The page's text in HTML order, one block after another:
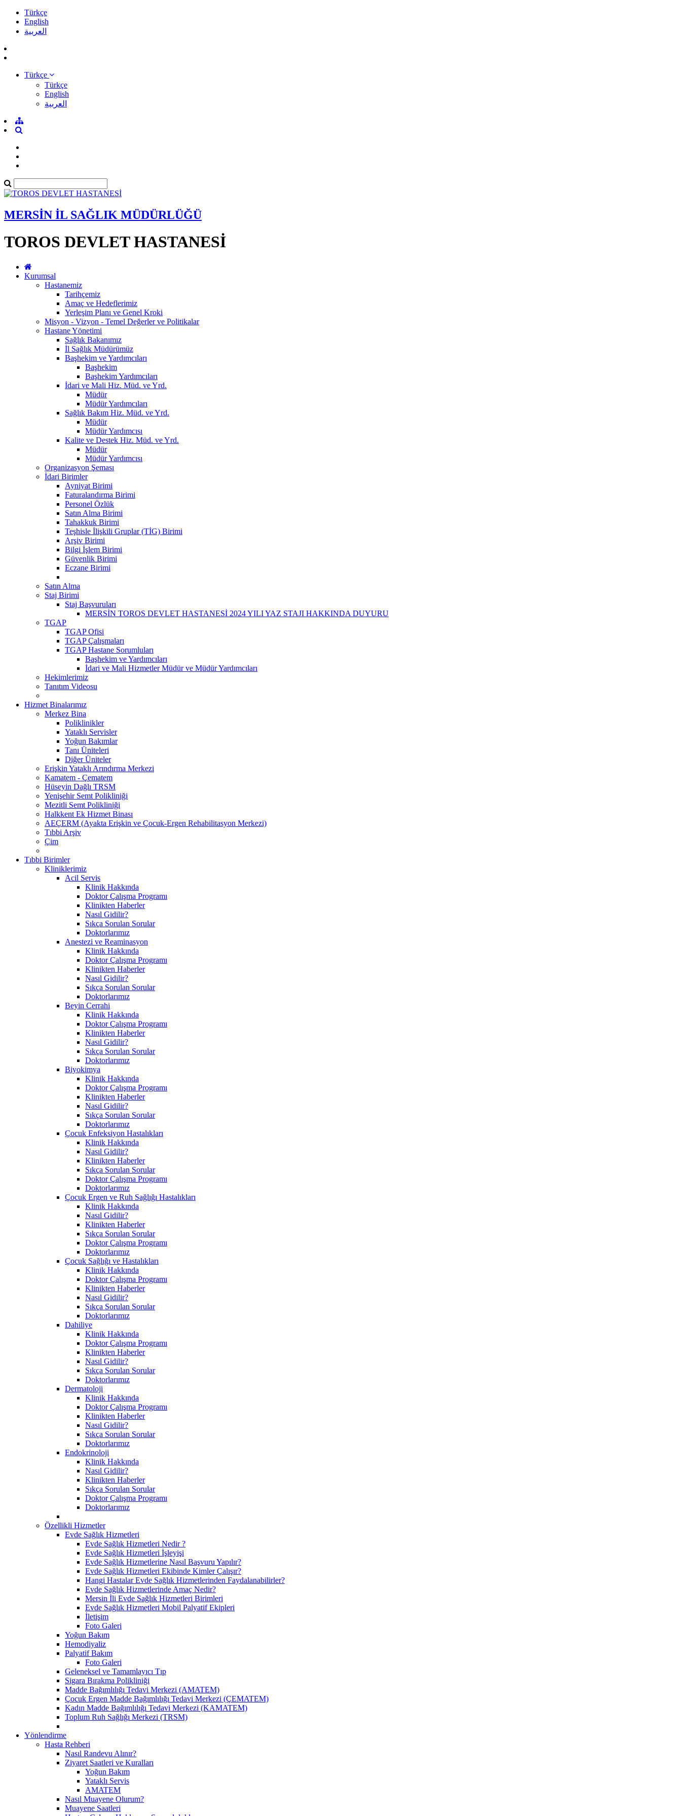
Türkçe
English
العربية
Türkçe
Türkçe
English
العربية
MERSİN İL SAĞLIK MÜDÜRLÜĞÜ
TOROS DEVLET HASTANESİ
Kurumsal
Hastanemiz
Tarihçemiz
Amaç ve Hedeflerimiz
Yerleşim Planı ve Genel Kroki
Misyon - Vizyon - Temel Değerler ve Politikalar
Hastane Yönetimi
Sağlık Bakanımız
İl Sağlık Müdürümüz
Başhekim ve Yardımcıları
Başhekim
Başhekim Yardımcıları
İdari ve Mali Hiz. Müd. ve Yrd.
Müdür
Müdür Yardımcıları
Sağlık Bakım Hiz. Müd. ve Yrd.
Müdür
Müdür Yardımcısı
Kalite ve Destek Hiz. Müd. ve Yrd.
Müdür
Müdür Yardımcısı
Organizasyon Şeması
İdari Birimler
Ayniyat Birimi
Faturalandırma Birimi
Personel Özlük
Satın Alma Birimi
Tahakkuk Birimi
Teşhisle İlişkili Gruplar (TİG) Birimi
Arşiv Birimi
Bilgi İşlem Birimi
Güvenlik Birimi
Eczane Birimi
Satın Alma
Staj Birimi
Staj Başvuruları
MERSİN TOROS DEVLET HASTANESİ 2024 YILI YAZ STAJI HAKKINDA DUYURU
TGAP
TGAP Ofisi
TGAP Çalışmaları
TGAP Hastane Sorumluları
Başhekim ve Yardımcıları
İdari ve Mali Hizmetler Müdür ve Müdür Yardımcıları
Hekimlerimiz
Tanıtım Videosu
Hizmet Binalarımız
Merkez Bina
Poliklinikler
Yataklı Servisler
Yoğun Bakımlar
Tanı Üniteleri
Diğer Üniteler
Erişkin Yataklı Arındırma Merkezi
Kamatem - Çematem
Hüseyin Dağlı TRSM
Yenişehir Semt Polikliniği
Mezitli Semt Polikliniği
Halkkent Ek Hizmet Binası
AEÇERM (Ayakta Erişkin ve Çocuk-Ergen Rehabilitasyon Merkezi)
Tıbbi Arşiv
Çim
Tıbbi Birimler
Kliniklerimiz
Acil Servis
Klinik Hakkında
Doktor Çalışma Programı
Klinikten Haberler
Nasıl Gidilir?
Sıkça Sorulan Sorular
Doktorlarımız
Anestezi ve Reaminasyon
Klinik Hakkında
Doktor Çalışma Programı
Klinikten Haberler
Nasıl Gidilir?
Sıkça Sorulan Sorular
Doktorlarımız
Beyin Cerrahi
Klinik Hakkında
Doktor Çalışma Programı
Klinikten Haberler
Nasıl Gidilir?
Sıkça Sorulan Sorular
Doktorlarımız
Biyokimya
Klinik Hakkında
Doktor Çalışma Programı
Klinikten Haberler
Nasıl Gidilir?
Sıkça Sorulan Sorular
Doktorlarımız
Çocuk Enfeksiyon Hastalıkları
Klinik Hakkında
Nasıl Gidilir?
Klinikten Haberler
Sıkça Sorulan Sorular
Doktor Çalışma Programı
Doktorlarımız
Çocuk Ergen ve Ruh Sağlığı Hastalıkları
Klinik Hakkında
Nasıl Gidilir?
Klinikten Haberler
Sıkça Sorulan Sorular
Doktor Çalışma Programı
Doktorlarımız
Çocuk Sağlığı ve Hastalıkları
Klinik Hakkında
Doktor Çalışma Programı
Klinikten Haberler
Nasıl Gidilir?
Sıkça Sorulan Sorular
Doktorlarımız
Dahiliye
Klinik Hakkında
Doktor Çalışma Programı
Klinikten Haberler
Nasıl Gidilir?
Sıkça Sorulan Sorular
Doktorlarımız
Dermatoloji
Klinik Hakkında
Doktor Çalışma Programı
Klinikten Haberler
Nasıl Gidilir?
Sıkça Sorulan Sorular
Doktorlarımız
Endokrinoloji
Klinik Hakkında
Nasıl Gidilir?
Klinikten Haberler
Sıkça Sorulan Sorular
Doktor Çalışma Programı
Doktorlarımız
Özellikli Hizmetler
Evde Sağlık Hizmetleri
Evde Sağlık Hizmetleri Nedir ?
Evde Sağlık Hizmetleri İşleyişi
Evde Sağlık Hizmetlerine Nasıl Başvuru Yapılır?
Evde Sağlık Hizmetleri Ekibinde Kimler Çalışır?
Hangi Hastalar Evde Sağlık Hizmetlerinden Faydalanabilirler?
Evde Sağlık Hizmetlerinde Amaç Nedir?
Mersin İli Evde Sağlık Hizmetleri Birimleri
Evde Sağlık Hizmetleri Mobil Palyatif Ekipleri
İletişim
Foto Galeri
Yoğun Bakım
Hemodiyaliz
Palyatif Bakım
Foto Galeri
Geleneksel ve Tamamlayıcı Tıp
Sigara Bırakma Polikliniği
Madde Bağımlılığı Tedavi Merkezi (AMATEM)
Çocuk Ergen Madde Bağımlılığı Tedavi Merkezi (ÇEMATEM)
Kadın Madde Bağımlılığı Tedavi Merkezi (KAMATEM)
Toplum Ruh Sağlığı Merkezi (TRSM)
Yönlendirme
Hasta Rehberi
Nasıl Randevu Alınır?
Ziyaret Saatleri ve Kuralları
Yoğun Bakım
Yataklı Servis
AMATEM
Nasıl Muayene Olurum?
Muayene Saatleri